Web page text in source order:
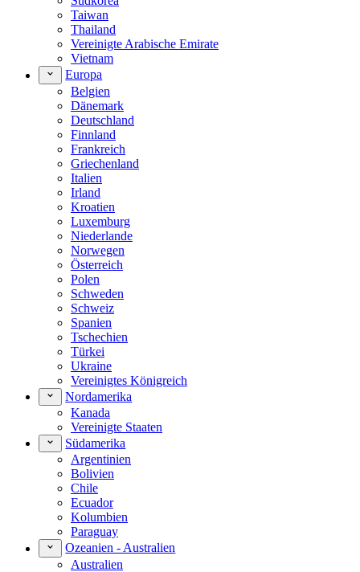
Taiwan
Thailand
Vereinigte Arabische Emirate
Vietnam
Europa
Belgien
Dänemark
Deutschland
Finnland
Frankreich
Griechenland
Italien
Irland
Kroatien
Luxemburg
Niederlande
Norwegen
Österreich
Polen
Schweden
Schweiz
Spanien
Tschechien
Türkei
Ukraine
Vereinigtes Königreich
Nordamerika
Kanada
Vereinigte Staaten
Südamerika
Argentinien
Bolivien
Chile
Ecuador
Kolumbien
Paraguay
Ozeanien - Australien
Australien